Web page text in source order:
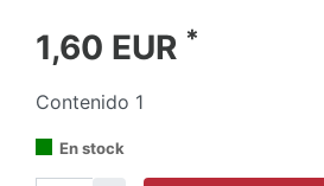
1,60 EUR *
Contenido 1
En stock